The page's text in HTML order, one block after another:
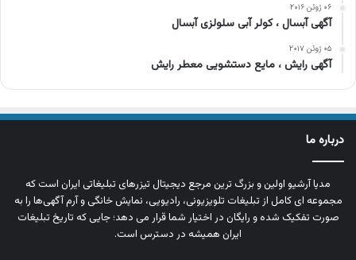
۰۶ ژوئن ۲۰۱۶
آگهی آبسال ، کولر آبی سلولزی آبسال
۰۵ ژوئن ۲۰۱۷
آگهی رایش ، مایع دستشویی معطر رایش
درباره ما
مدیا آرشیو اولین و بزرگ‌ ترین مرجع دیجیتال تیزرهای تبلیغاتی ایران است که
مجموعه‌ ای کامل از تبلیغات تلویزیونی، رادیویی، نمایش خانگی و آرم‌ آگهی‌ها را به‌
صورت تفکیک‌ شده و رایگان در اختیار شما قرار می‌ دهد؛ جایی که تاریخ تبلیغات
ایران همیشه در دسترس است.